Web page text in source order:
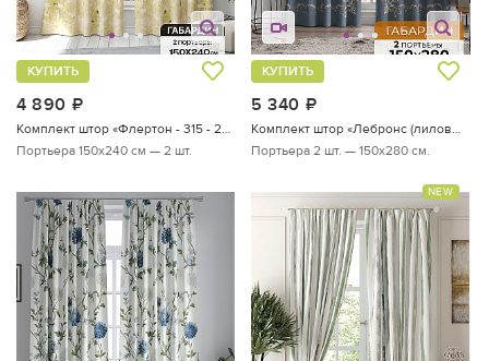
4 890
КУПИТЬ
Комплект штор «Флертон - 315 - 240 см»
Портьера 150х240 см — 2 шт.
5 340
КУПИТЬ
Комплект штор «Лебронс (лиловый)»
Портьера 2 шт. — 150х280 см.
NEW